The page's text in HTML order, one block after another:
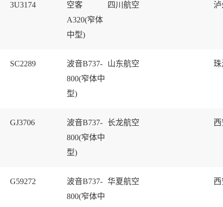
3U3174
空客
A320(窄体
中型)
四川航空
SC2289
波音B737-
800(窄体中
型)
山东航空 珠
GJ3706
波音B737-
800(窄体中
型)
长龙航空
G59272
波音B737-
800(窄体中
华夏航空